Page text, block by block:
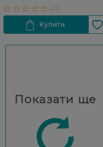
Показати ще